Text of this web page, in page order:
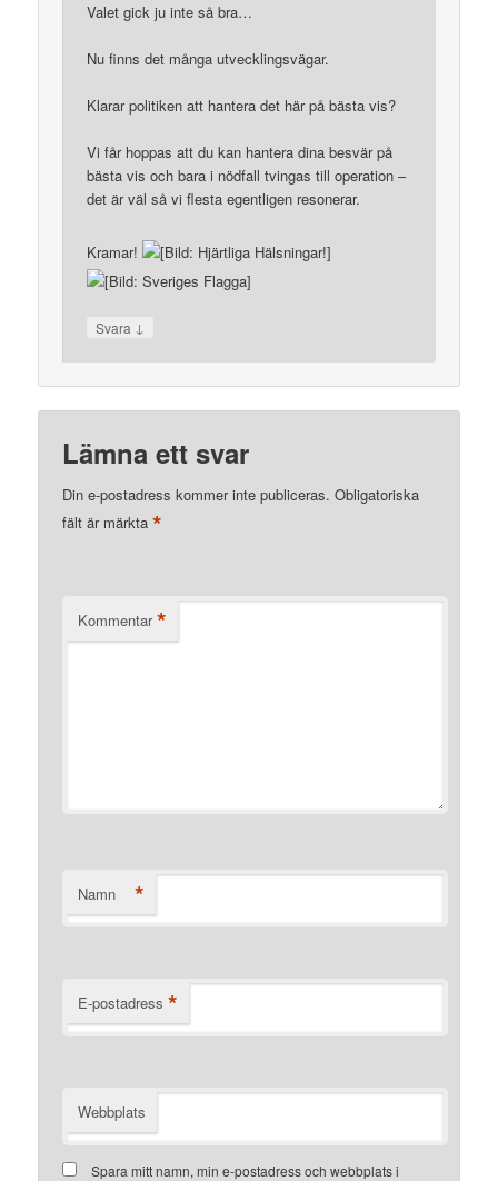
Valet gick ju inte så bra…
Nu finns det många utvecklingsvägar.
Klarar politiken att hantera det här på bästa vis?
Vi får hoppas att du kan hantera dina besvär på
bästa vis och bara i nödfall tvingas till operation –
det är väl så vi flesta egentligen resonerar.
Kramar!
Svara ↓
Lämna ett svar
Din e-postadress kommer inte publiceras. Obligatoriska
fält är märkta*
Kommentar *
Namn *
E-postadress *
Webbplats
Spara mitt namn, min e-postadress och webbplats i